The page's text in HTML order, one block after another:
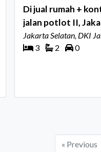
Di jual rumah +
jalan potlot II,
premium dan nilai
Jakarta Selatan, DKI
3
2 0
« Previous